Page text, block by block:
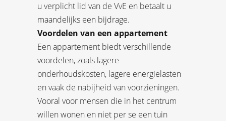
u verplicht lid van de VvE en betaalt u
maandelijks een bijdrage.
Voordelen van een appartement
Een appartement biedt verschillende
voordelen, zoals lagere
onderhoudskosten, lagere energielasten
en vaak de nabijheid van voorzieningen.
Vooral voor mensen die in het centrum
willen wonen en niet per se een tuin